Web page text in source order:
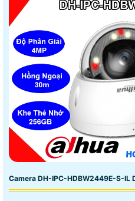
Camera DH-IPC-HDBW2449E-S-IL